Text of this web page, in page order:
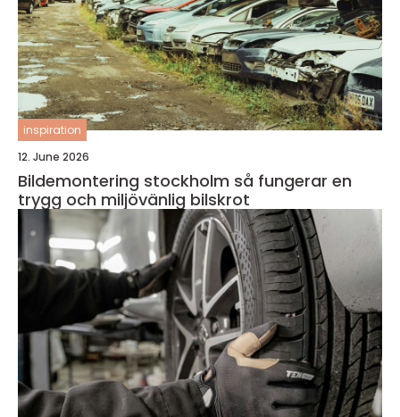
inspiration
12. June 2026
Bildemontering stockholm så fungerar en
trygg och miljövänlig bilskrot